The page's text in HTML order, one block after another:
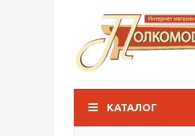
КАТАЛОГ